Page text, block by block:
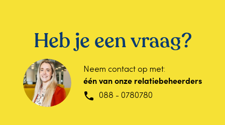
Heb je een vraag?
Neem contact op met:
één van onze relatiebeheerders
088 - 0780780